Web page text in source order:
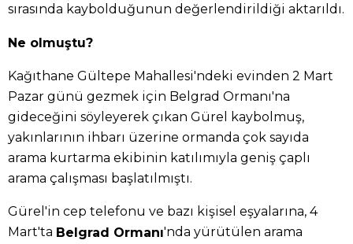
sırasında kaybolduğunun değerlendirildiği aktarıldı.
Ne olmuştu?
Kağıthane Gültepe Mahallesi'ndeki evinden 2 Mart
Pazar günü gezmek için Belgrad Ormanı'na
gideceğini söyleyerek çıkan Gürel kaybolmuş,
yakınlarının ihbarı üzerine ormanda çok sayıda
arama kurtarma ekibinin katılımıyla geniş çaplı
arama çalışması başlatılmıştı.
Gürel'in cep telefonu ve bazı kişisel eşyalarına, 4
Mart'ta Belgrad Ormanı'nda yürütülen arama